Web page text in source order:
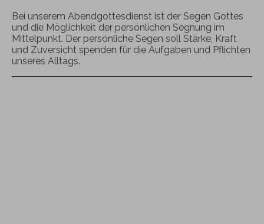
Bei unserem Abendgottesdienst ist der Segen Gottes
und die Möglichkeit der persönlichen Segnung im
Mittelpunkt. Der persönliche Segen soll Stärke, Kraft
und Zuversicht spenden für die Aufgaben und Pflichten
unseres Alltags.